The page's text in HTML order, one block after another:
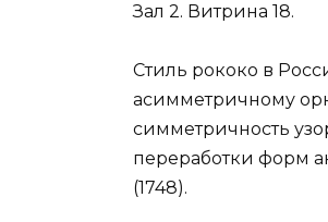
Зал 2. Витрина 18.
Стиль рококо в
асимметричному
симметричность
переработки форм
(1748).